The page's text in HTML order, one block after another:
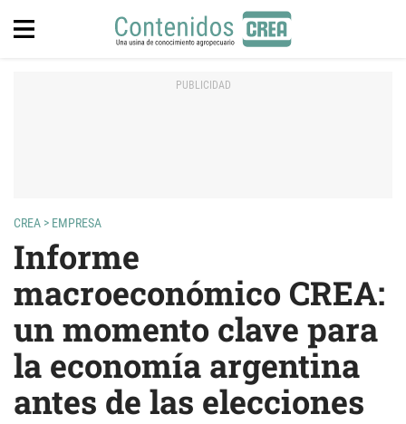
CREA > EMPRESA
Informe
macroeconómico CREA:
un momento clave para
la economía argentina
antes de las elecciones